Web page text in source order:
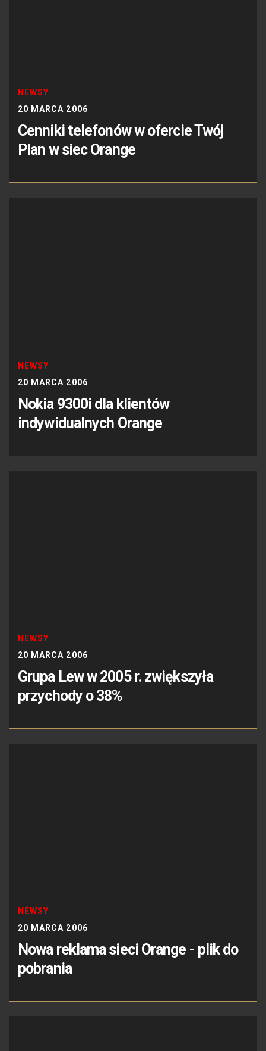
NEWSY
20 MARCA 2006
Cenniki telefonów w ofercie Twój
Plan w siec Orange
NEWSY
20 MARCA 2006
Nokia 9300i dla klientów
indywidualnych Orange
NEWSY
20 MARCA 2006
Grupa Lew w 2005 r. zwiększyła
przychody o 38%
NEWSY
20 MARCA 2006
Nowa reklama sieci Orange - plik do
pobrania